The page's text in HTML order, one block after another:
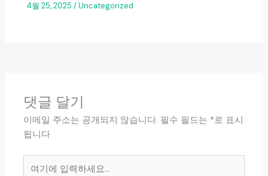
4월 25, 2025/Uncategorized
댓글 달기
이메일 주소는 공개되지 않습니다. 필수 필드는 *로 표시
됩니다